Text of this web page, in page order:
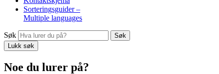
Sorteringsguider –
Multiple languages
Søk
Lukk søk
Noe du lurer på?